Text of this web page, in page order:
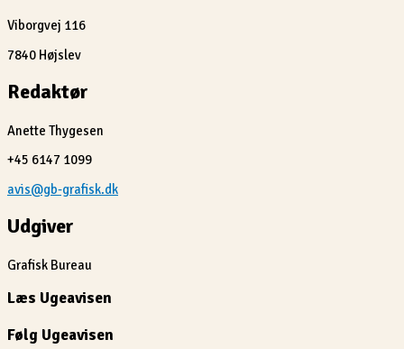
Viborgvej 116
7840 Højslev
Redaktør
Anette Thygesen
+45 6147 1099
avis@gb-grafisk.dk
Udgiver
Grafisk Bureau
Læs Ugeavisen
Følg Ugeavisen